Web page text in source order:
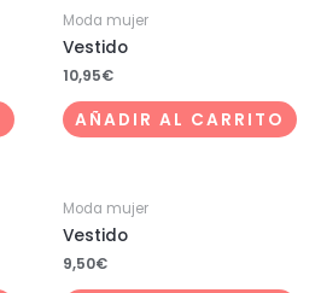
Moda mujer
Vestido
10,95€
AÑADIR AL CARRITO
Moda mujer
Vestido
9,50€